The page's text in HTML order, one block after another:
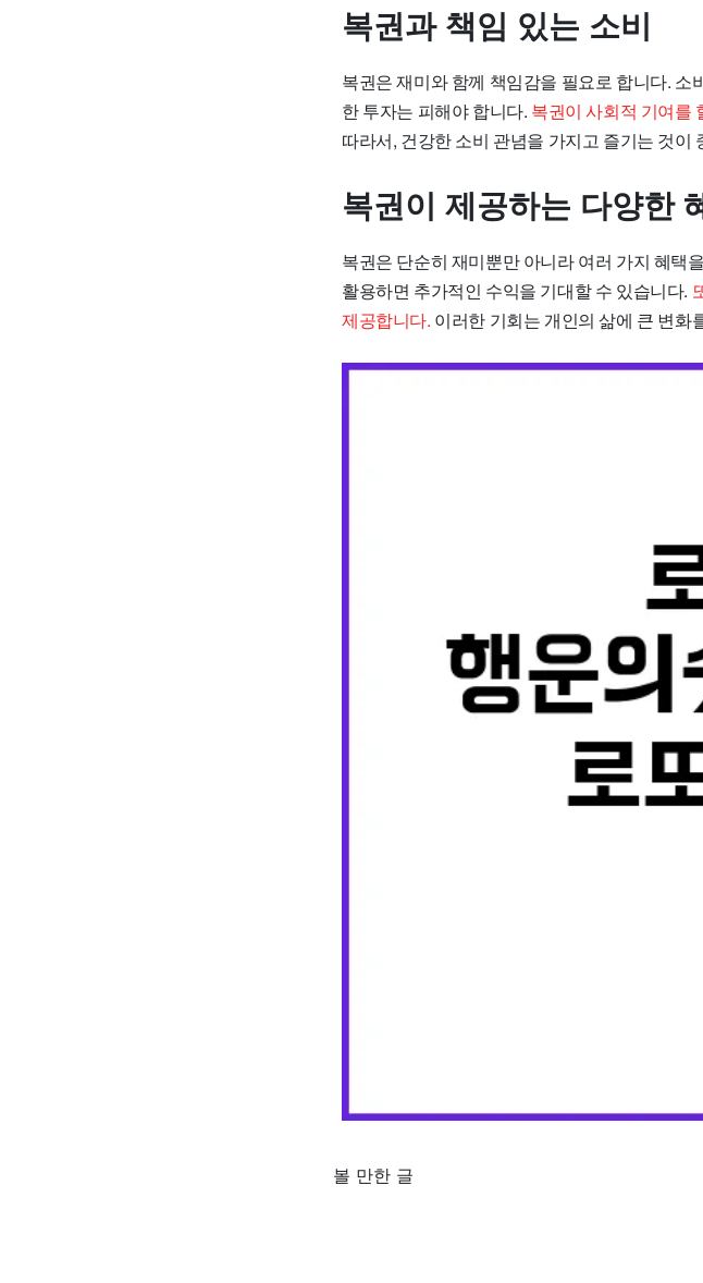
복권과 책임 있는 소비
복권은 재미와 함께 책임감을 필요로 합니다.
한 투자는 피해야 합니다. 복권이 사회적 기여를
따라서, 건강한 소비 관념을 가지고 즐기는 것이
복권이 제공하는 다양한
복권은 단순히 재미뿐만 아니라 여러 가지 혜택
활용하면 추가적인 수익을 기대할 수 있습니다.
제공합니다. 이러한 기회는 개인의 삶에 큰 변화
볼 만한 글